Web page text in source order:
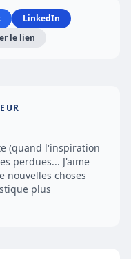
LinkedIn
le lien
(quand l'inspiration
perdues... J'aime
nouvelles choses
plus